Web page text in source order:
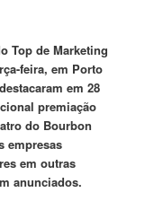
Top de Marketing
feira, em Porto
em 28
premiação
do Bourbon
empresas
em outras
anunciados.